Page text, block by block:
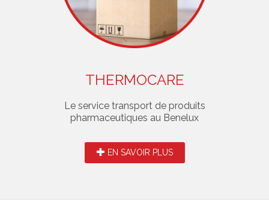
THERMOCARE
Le service transport de produits
pharmaceutiques au Benelux
EN SAVOIR PLUS